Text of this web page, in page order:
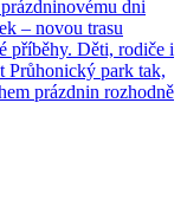
dni
– novou trasu
příběhy. Děti, rodiče i
Průhonický park tak,
prázdnin rozhodně